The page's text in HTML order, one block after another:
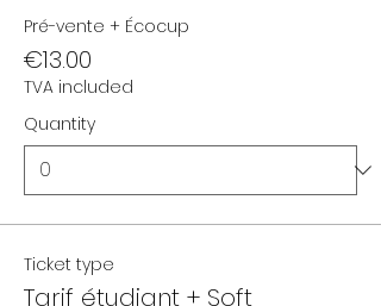
Pré-vente + Écocup
€13.00
TVA included
Quantity
Ticket type
Tarif étudiant + Soft